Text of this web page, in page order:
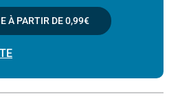
À PARTIR DE0,99€